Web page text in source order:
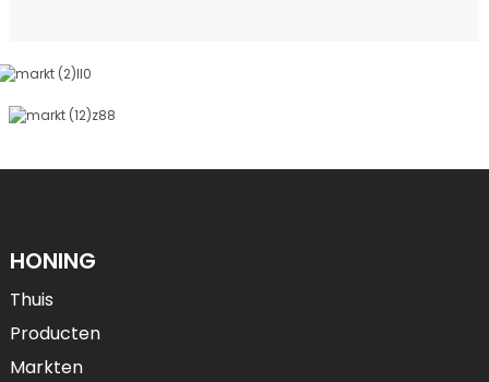
HONING
Thuis
Producten
Markten